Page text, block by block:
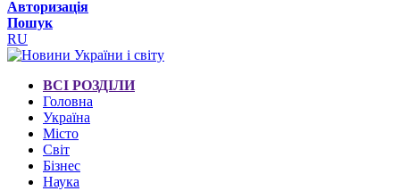
Авторизація
Пошук
RU
ВСІ РОЗДІЛИ
Головна
Україна
Місто
Світ
Бізнес
Наука